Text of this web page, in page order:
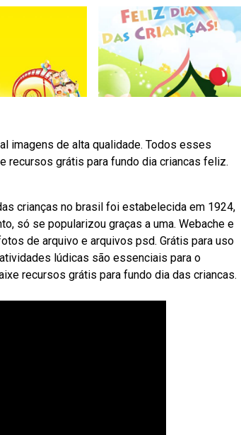
imagens de alta qualidade. Todos esses
recursos grátis para fundo dia criancas feliz.
crianças no brasil foi estabelecida em 1924,
só se popularizou graças a uma. Webache e
de arquivo e arquivos psd. Grátis para uso
lúdicas são essenciais para o
recursos grátis para fundo dia das criancas.